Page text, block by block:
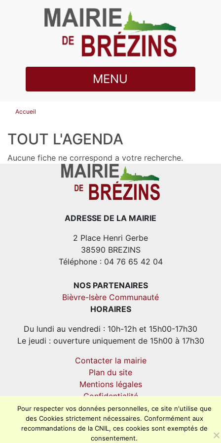
MENU
Accueil
TOUT L'AGENDA
Aucune fiche ne correspond a votre recherche.
ADRESSE DE LA MAIRIE
2 Place Henri Gerbe
38590 BREZINS
Téléphone : 04 76 65 42 04
NOS PARTENAIRES
Bièvre-Isère Communauté
HORAIRES
Du lundi au vendredi : 10h-12h et 15h00-17h30
Le jeudi : ouverture uniquement de 15h00 à 17h30
Contacter la mairie
Plan du site
Mentions légales
Confidentialité
Accessibilité (en cours)
Encore un site Commu'net !
Pour respecter vos données personnelles, ce site n'utilise que
des Cookies strictement nécessaires. Conformément aux
recommandations de la CNIL, ces cookies sont exemptés de
consentement.